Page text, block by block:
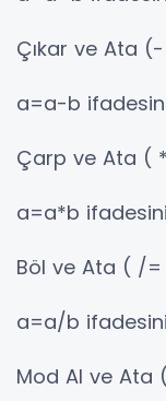
Çıkar ve Ata
a=a-b
Çarp ve Ata (
a=a*b
Böl ve Ata ( /
a=a/b
Mod Al ve Ata